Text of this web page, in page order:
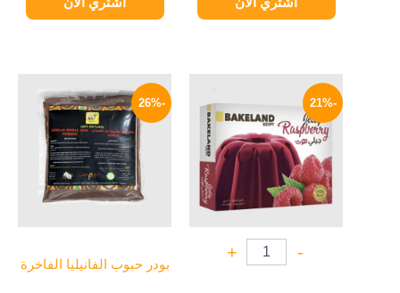
-21%
-
+
19 EGP.
هو:
15 EGP.
-26%
بودر حبوب الفانيليا الفاخرة
السعر:
من
خلال
⁦684 EGP⁩
هناك
العديد
من
الأشكال
المختلفة
الخيارات